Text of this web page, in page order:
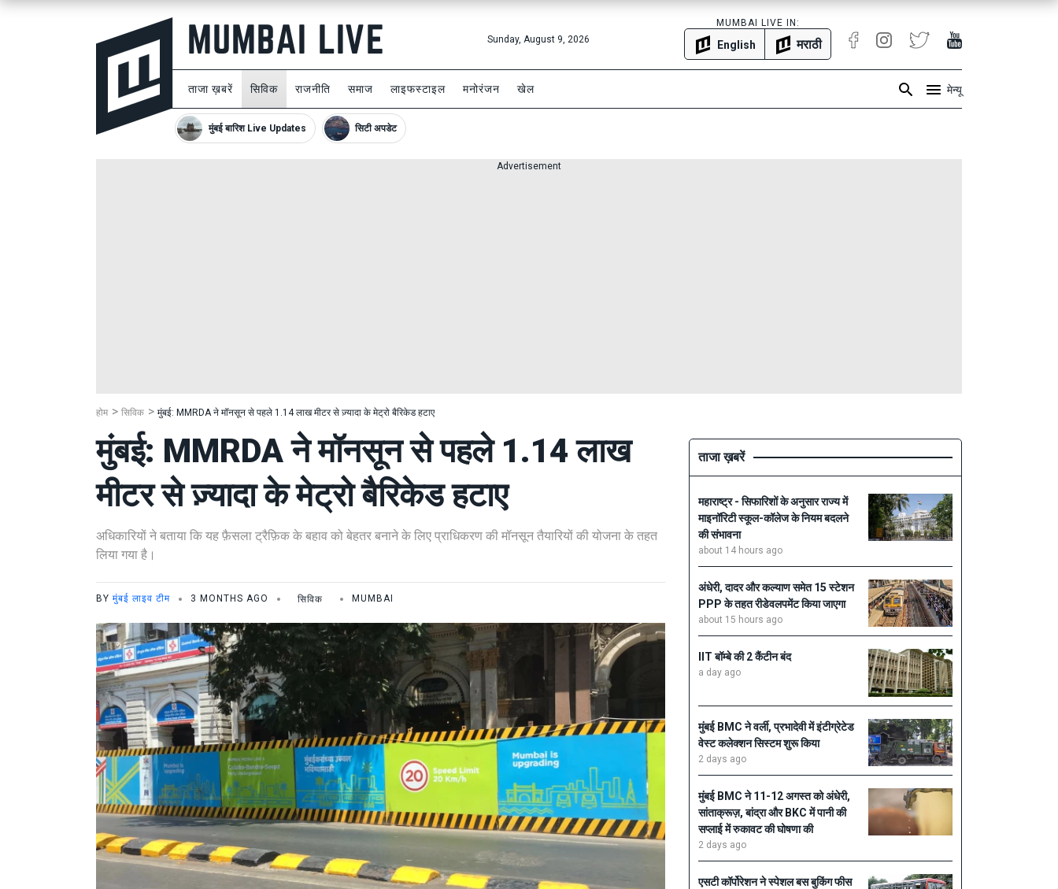
Sunday, August 9, 2026
MUMBAI LIVE IN:
English मराठी
ताजा ख़बरें सिविक राजनीति समाज लाइफस्टाइल मनोरंजन खेल मेन्यू
मुंबई बारिश Live Updates सिटी अपडेट
Advertisement
होम सिविक मुंबई: MMRDA ने मॉनसून से पहले 1.14 लाख मीटर से ज़्यादा के मेट्रो बैरिकेड हटाए
मुंबई: MMRDA ने मॉनसून से पहले 1.14 लाख
मीटर से ज़्यादा के मेट्रो बैरिकेड हटाए
अधिकारियों ने बताया कि यह फ़ैसला ट्रैफ़िक के बहाव को बेहतर बनाने के लिए प्राधिकरण की मॉनसून तैयारियों की योजना के तहत
लिया गया है।
BY मुंबई लाइव टीम 3 MONTHS AGO सिविक MUMBAI
ताजा ख़बरें
महाराष्ट्र - सिफारिशों के अनुसार राज्य में
माइनॉरिटी स्कूल-कॉलेज के नियम बदलने
की संभावना
about 14 hours ago
अंधेरी, दादर और कल्याण समेत 15 स्टेशन
PPP के तहत रीडेवलपमेंट किया जाएगा
about 15 hours ago
IIT बॉम्बे की 2 कैंटीन बंद
a day ago
मुंबई BMC ने वर्ली, प्रभादेवी में इंटीग्रेटेड
वेस्ट कलेक्शन सिस्टम शुरू किया
2 days ago
मुंबई BMC ने 11-12 अगस्त को अंधेरी,
सांताक्रूज़, बांद्रा और BKC में पानी की
सप्लाई में रुकावट की घोषणा की
2 days ago
एसटी कॉर्पोरेशन ने स्पेशल बस बुकिंग फीस